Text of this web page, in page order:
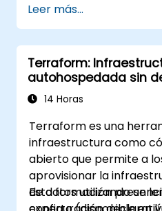
Crear, desplegar y
infraestructura
herramienta.
Escribir archivos
declarativos que
como cualquier otro
Actualizar
configuración para
eficazmente a
de recursos de
Colaborar con
Leer más...
Terraform:
autohospedada sin
proveedores de nube
14 Horas
Terraform es una
infraestructura como
abierto que permite a
aprovisionar la
de datos utilizando un
Esta formación